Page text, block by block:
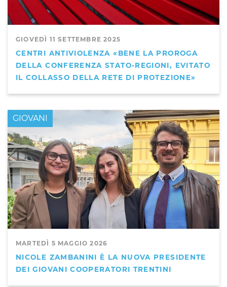
GIOVEDÌ 11 SETTEMBRE 2025
CENTRI ANTIVIOLENZA «BENE LA PROROGA
DELLA CONFERENZA STATO-REGIONI, EVITATO
IL COLLASSO DELLA RETE DI PROTEZIONE»
MARTEDÌ 5 MAGGIO 2026
NICOLE ZAMBANINI È LA NUOVA PRESIDENTE
DEI GIOVANI COOPERATORI TRENTINI
GIOVANI